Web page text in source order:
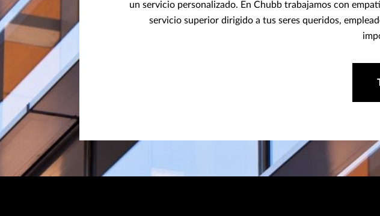
un servicio personalizado. En Chubb trabajamos con
servicio superior dirigido a tus seres queridos,